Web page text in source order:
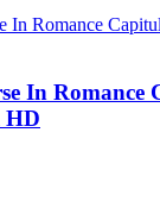
In Romance
HD